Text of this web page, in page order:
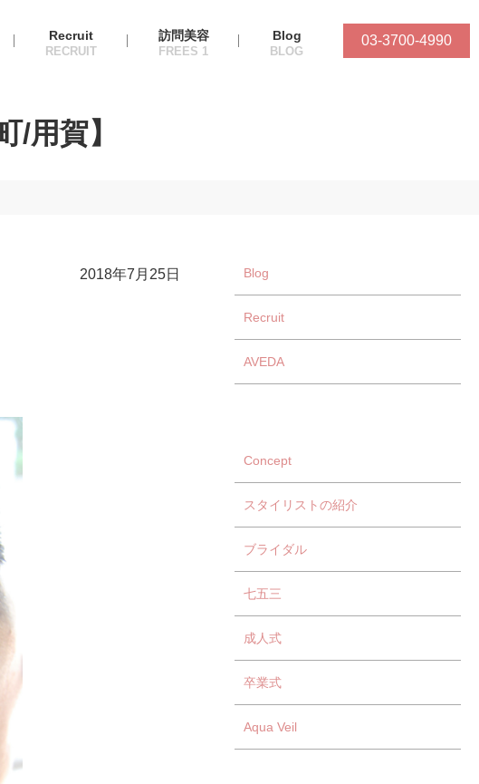
Recruit 訪問美容 Blog 03-3700-4990
用賀】
2018年7月25日 Blog
Recruit
AVEDA
Concept
スタイリストの紹介
ブライダル
七五三
成人式
卒業式
Aqua Veil